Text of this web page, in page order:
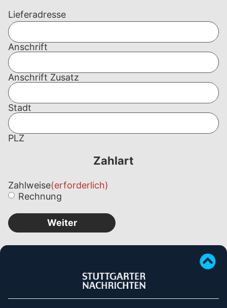
Lieferadresse
Anschrift
Anschrift Zusatz
Stadt
PLZ
Zahlart
Zahlweise(erforderlich)
Rechnung